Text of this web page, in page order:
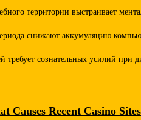
территории выстраивает
снижают аккумуляцию
требует сознательных усилий
Causes Recent Casino